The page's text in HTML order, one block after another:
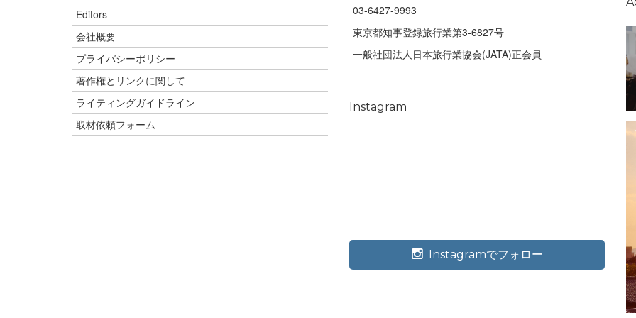
Editors
会社概要
プライバシーポリシー
著作権とリンクに関して
ライティングガイドライン
取材依頼フォーム
03-6427-9993
東京都知事登録旅行業第3-6827号
一般社団法人日本旅行業協会(JATA)正会員
Instagram
Instagramでフォロー